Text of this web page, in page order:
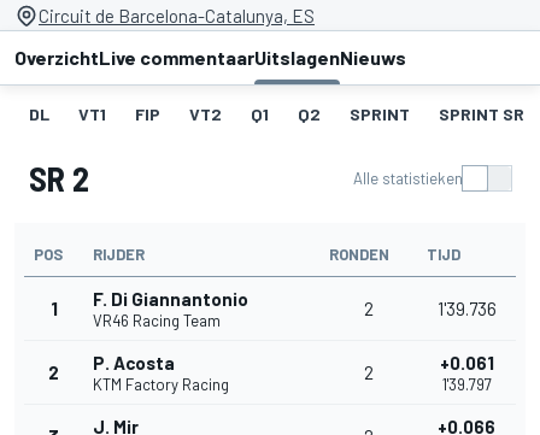
Circuit de Barcelona-Catalunya, ES
OverzichtLive commentaarUitslagenNieuws
DL VT1 FIP VT2 Q1 Q2 SPRINT SPRINT SR
SR 2 Alle statistieken
POS RIJDER RONDEN TIJD
1 F. Di Giannantonio
VR46 Racing Team
2 1'39.736
2 P. Acosta
KTM Factory Racing
2 +0.061
1'39.797
J. Mir +0.066